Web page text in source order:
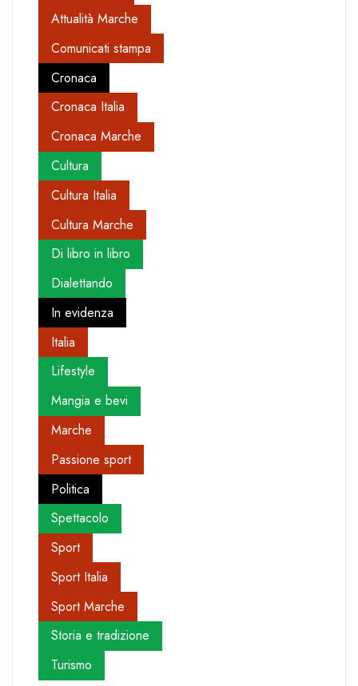
Attualità Marche
Comunicati stampa
Cronaca
Cronaca Italia
Cronaca Marche
Cultura
Cultura Italia
Cultura Marche
Di libro in libro
Dialettando
In evidenza
Italia
Lifestyle
Mangia e bevi
Marche
Passione sport
Politica
Spettacolo
Sport
Sport Italia
Sport Marche
Storia e tradizione
Turismo